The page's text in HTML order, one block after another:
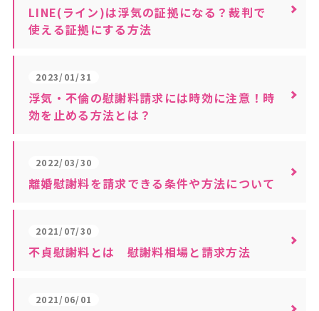
LINE(ライン)は浮気の証拠になる？裁判で
使える証拠にする方法
2023/01/31
浮気・不倫の慰謝料請求には時効に注意！時
効を止める方法とは？
2022/03/30
離婚慰謝料を請求できる条件や方法について
2021/07/30
不貞慰謝料とは 慰謝料相場と請求方法
2021/06/01